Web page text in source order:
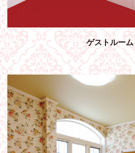
ゲストルーム